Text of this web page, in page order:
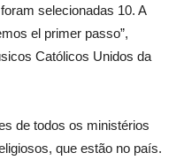
selecionadas 10. A
el primer passo”,
Católicos Unidos da
de todos os ministérios
que estão no país.